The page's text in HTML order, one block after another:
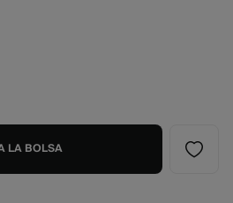
LA BOLSA